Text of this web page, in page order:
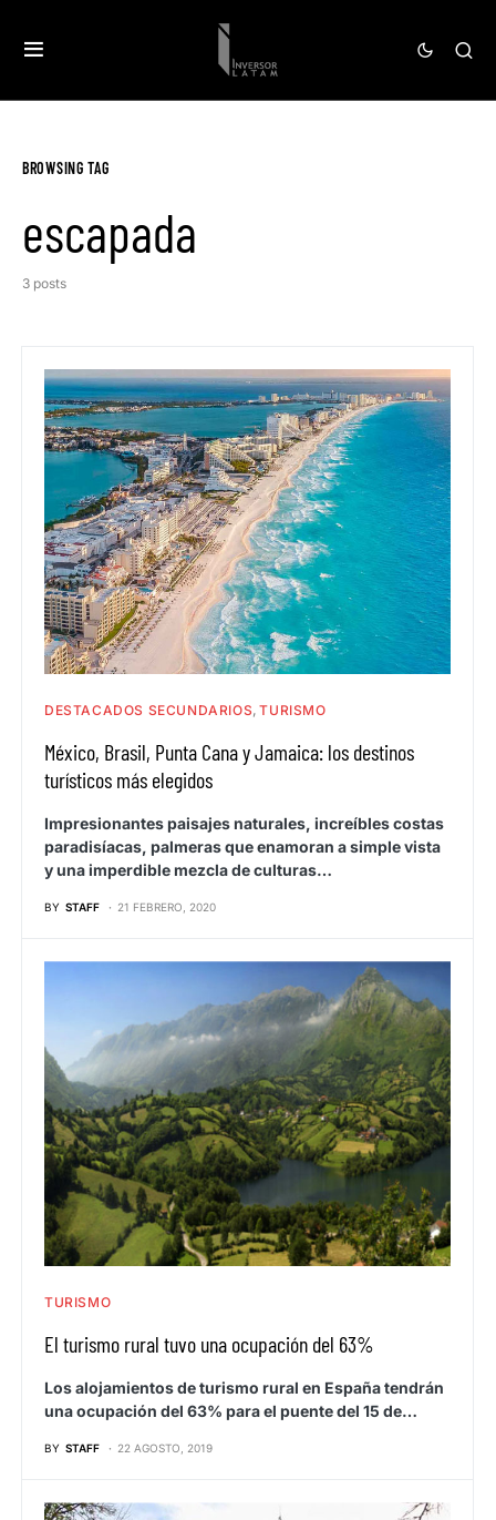
BROWSING TAG
escapada
3 posts
DESTACADOS SECUNDARIOS TURISMO
México, Brasil, Punta Cana y Jamaica: los destinos
turísticos más elegidos
Impresionantes paisajes naturales, increíbles costas
paradisíacas, palmeras que enamoran a simple vista
y una imperdible mezcla de culturas…
BY STAFF 21 FEBRERO, 2020
TURISMO
El turismo rural tuvo una ocupación del 63%
Los alojamientos de turismo rural en España tendrán
una ocupación del 63% para el puente del 15 de…
BY STAFF 22 AGOSTO, 2019